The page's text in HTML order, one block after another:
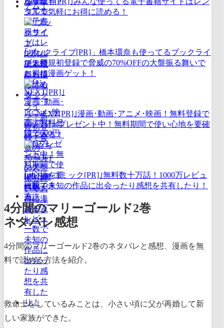
タルで気軽にお得に読める！
｢ブックライブ[PR]」橋本環奈も使ってるブックライ
ブ！新規初登録で脅威の70%OFFの大盤振る舞いで
お得に漫画ゲット！
｢U-NEXT[PR]｣漫画･動画･アニメ･映画！無料登録で
600円分ptプレゼント中！無料期間で使い心地を要確
認できる！
｢めちゃコミック[PR]｣無料数十万話！1000万レビュ
ー数で未知の作品に出会ったり感想を共有したり！
4分間のマリーゴールド2巻
ネタバレ感想
4分間のマリーゴールド2巻のネタバレと感想、漫画を無
料で読める方法を紹介。
救命士をしているみことは、小さい頃に父が再婚して新
しい家族ができた。